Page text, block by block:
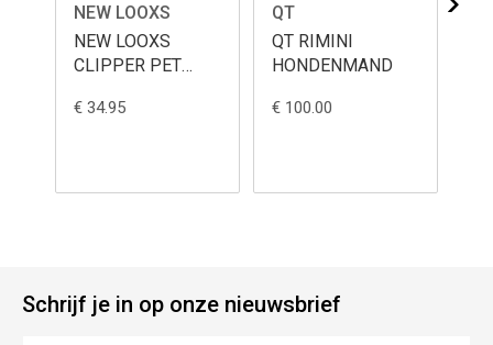
NEW LOOXS
NEW LOOXS
CLIPPER PET
€ 34.95
QT
QT RIMINI
HONDENMAND
€ 100.00
Schrijf je in op onze nieuwsbrief